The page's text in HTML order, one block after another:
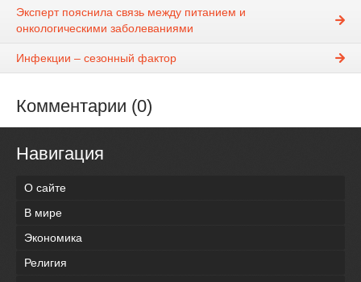
Эксперт пояснила связь между питанием и
онкологическими заболеваниями
Инфекции – сезонный фактор
Комментарии (0)
Навигация
О сайте
В мире
Экономика
Религия